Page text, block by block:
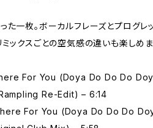
た一枚。ボーカルフレーズとプログレ
ミックスごとの空気感の違いも楽しめま
For You (Doya Do Do Do
Re-Edit) – 6:14
For You (Doya Do Do Do